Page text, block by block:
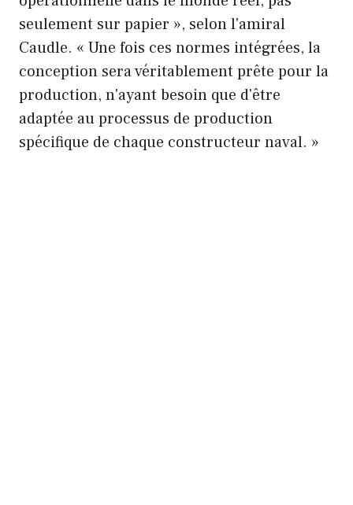
seulement sur papier », selon l'amiral
Caudle. « Une fois ces normes intégrées, la
conception sera véritablement prête pour la
production, n'ayant besoin que d'être
adaptée au processus de production
spécifique de chaque constructeur naval. »